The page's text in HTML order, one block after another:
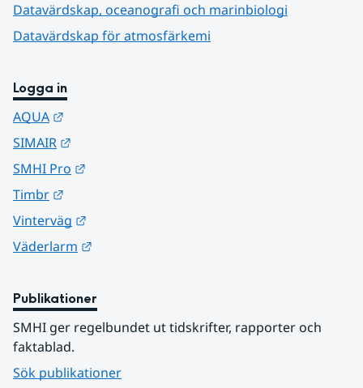
Datavärdskap, oceanografi och marinbiologi
Datavärdskap för atmosfärkemi
Logga in
AQUA
SIMAIR
SMHI Pro
Timbr
Vinterväg
Väderlarm
Publikationer
SMHI ger regelbundet ut tidskrifter, rapporter och
faktablad.
Sök publikationer